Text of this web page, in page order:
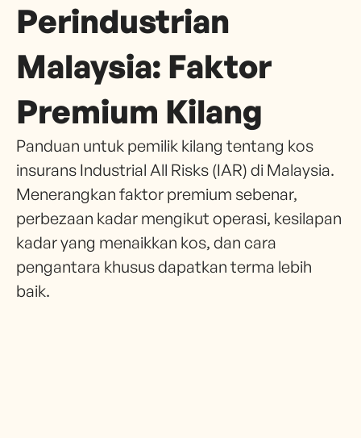
Perindustrian
Malaysia: Faktor
Premium Kilang
Panduan untuk pemilik kilang tentang kos
insurans Industrial All Risks (IAR) di Malaysia.
Menerangkan faktor premium sebenar,
perbezaan kadar mengikut operasi, kesilapan
kadar yang menaikkan kos, dan cara
pengantara khusus dapatkan terma lebih
baik.